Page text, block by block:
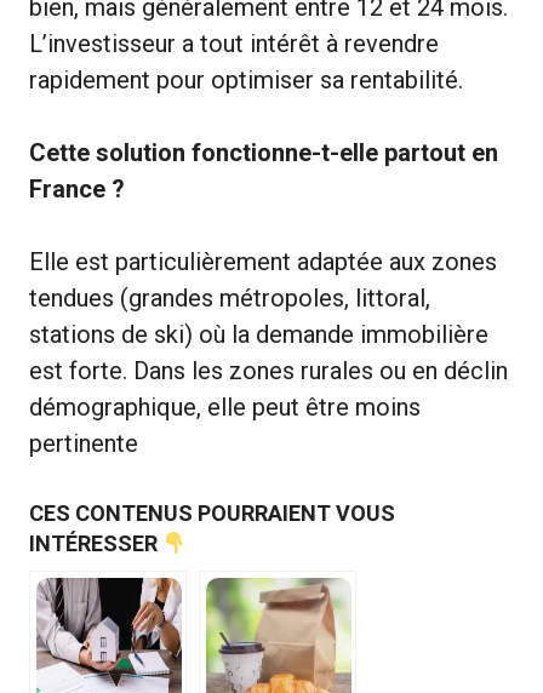
bien, mais généralement entre 12 et 24 mois.
L’investisseur a tout intérêt à revendre
rapidement pour optimiser sa rentabilité.
Cette solution fonctionne-t-elle partout en
France ?
Elle est particulièrement adaptée aux zones
tendues (grandes métropoles, littoral,
stations de ski) où la demande immobilière
est forte. Dans les zones rurales ou en déclin
démographique, elle peut être moins
pertinente
CES CONTENUS POURRAIENT VOUS
INTÉRESSER